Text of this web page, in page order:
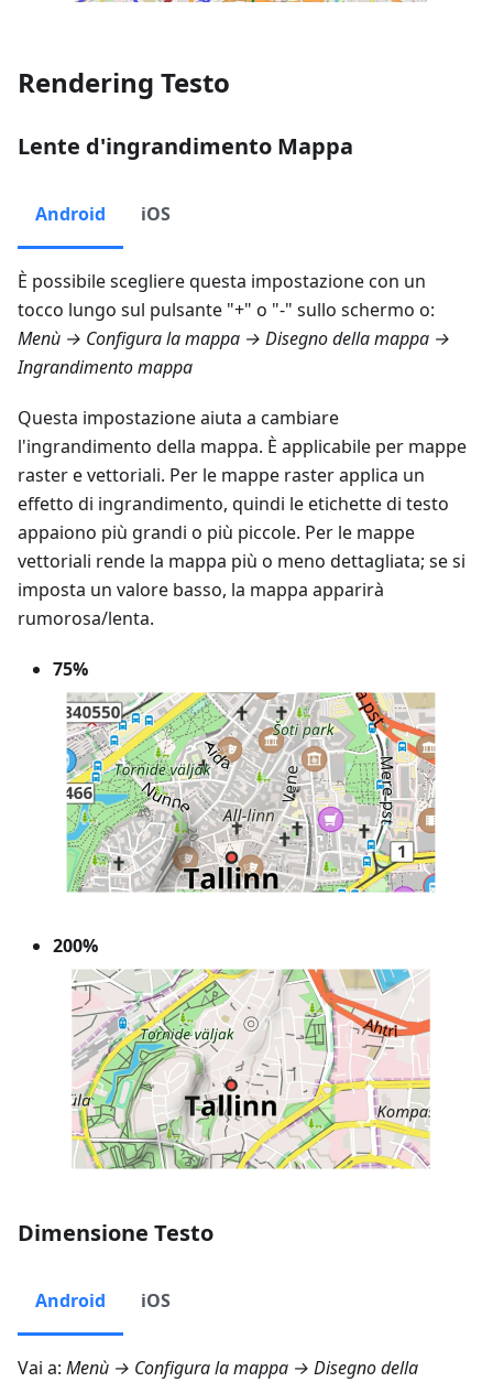
Rendering Testo
Lente d'ingrandimento Mappa
Android iOS
È possibile scegliere questa impostazione con un
tocco lungo sul pulsante "+" o "-" sullo schermo o:
Menù → Configura la mappa → Disegno della mappa →
Ingrandimento mappa
Questa impostazione aiuta a cambiare
l'ingrandimento della mappa. È applicabile per mappe
raster e vettoriali. Per le mappe raster applica un
effetto di ingrandimento, quindi le etichette di testo
appaiono più grandi o più piccole. Per le mappe
vettoriali rende la mappa più o meno dettagliata; se si
imposta un valore basso, la mappa apparirà
rumorosa/lenta.
75%
200%
Dimensione Testo
Android iOS
Vai a: Menù → Configura la mappa → Disegno della